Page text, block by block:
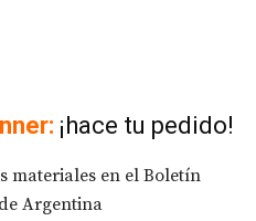
¡hace tu pedido!
materiales en el Boletín
Argentina